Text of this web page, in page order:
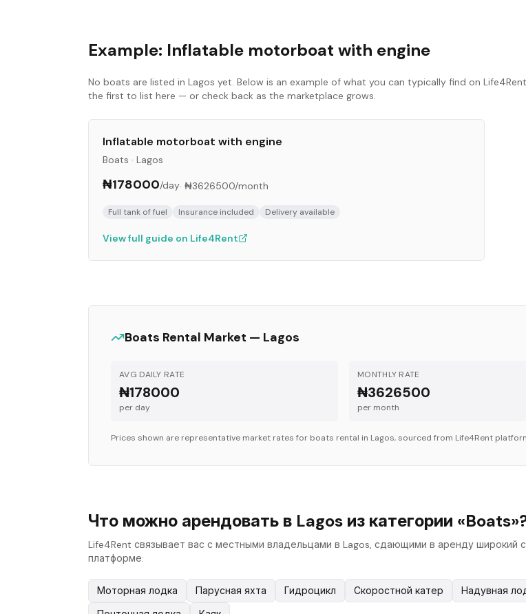
Example: Inflatable motorboat with engine
No boats are listed in Lagos yet. Below is an example of what you can typically find on
the first to list here — or check back as the marketplace grows.
Inflatable motorboat with engine
Boats · Lagos
₦178000/day· ₦3626500/month
Full tank of fuel Insurance included Delivery available
View full guide on Life4Rent
Boats Rental Market — Lagos
AVG DAILY RATE
₦178000
per day
MONTHLY RATE
₦3626500
per month
Prices shown are representative market rates for boats rental in Lagos, sourced from Life4Rent
Что можно арендовать в Lagos из категории
Life4Rent связывает вас с местными владельцами в Lagos, сдающими в аренду широкий
платформе:
Моторная лодка Парусная яхта Гидроцикл Скоростной катер Надувная